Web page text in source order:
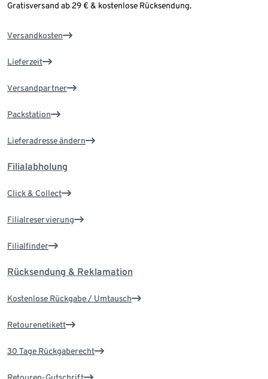
Gratisversand ab 29 € & kostenlose Rücksendung.
Versandkosten
Lieferzeit
Versandpartner
Packstation
Lieferadresse ändern
Filialabholung
Click & Collect
Filialreservierung
Filialfinder
Rücksendung & Reklamation
Kostenlose Rückgabe / Umtausch
Retourenetikett
30 Tage Rückgaberecht